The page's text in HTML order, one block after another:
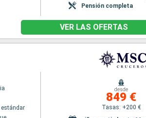
Pensión completa
VER LAS OFERTAS
desde
849 €
Tasas: +200 €